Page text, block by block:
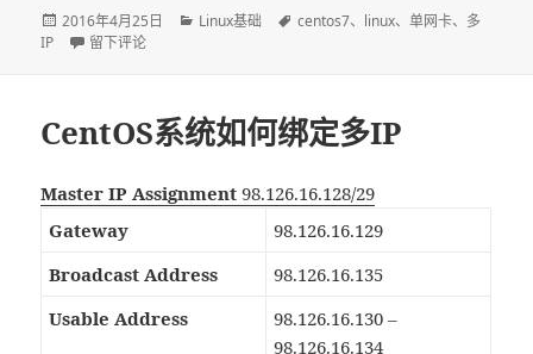
发
布
2016年4月25日
分
Linux基础
标
centos7、 linux、单网卡、 多
IP
于CentOS7单网卡绑定多IP
留下评论
CentOS系统如何绑定多IP
Master IP Assignment 98.126.16.128/29
Gateway
98.126.16.129
Broadcast Address
98.126.16.135
Usable Address
98.126.16.130 –
98.126.16.134